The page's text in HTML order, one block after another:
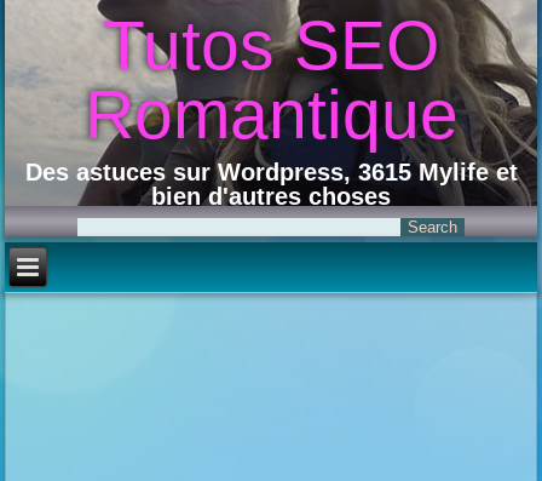
Tutos SEO
Romantique
Des astuces sur Wordpress, 3615 Mylife et
bien d'autres choses